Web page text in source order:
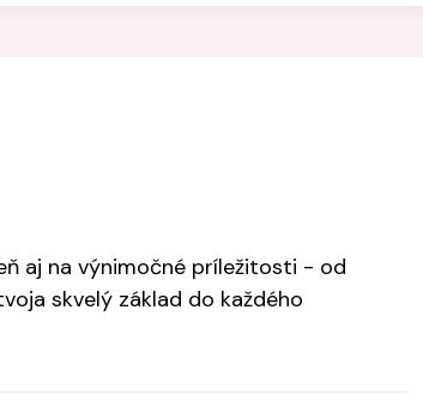
aj na výnimočné príležitosti - od
skvelý základ do každého